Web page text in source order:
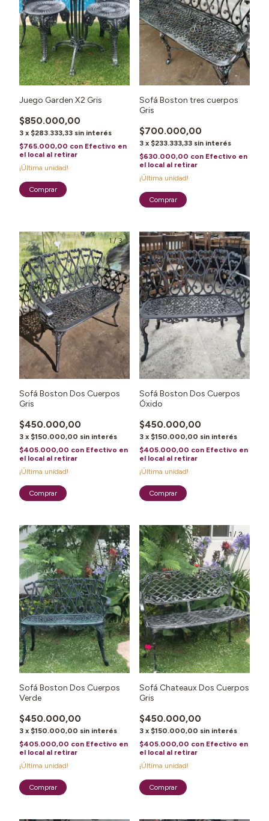
Juego Garden X2 Gris
$850.000,00
3 x $283.333,33 sin interés
$765.000,00 con Efectivo en
el local al retirar
¡Última unidad!
Sofá Boston tres cuerpos
Gris
$700.000,00
3 x $233.333,33 sin interés
$630.000,00 con Efectivo en
el local al retirar
¡Última unidad!
1/3
Sofá Boston Dos Cuerpos
Gris
$450.000,00
3 x $150.000,00 sin interés
$405.000,00 con Efectivo en
el local al retirar
¡Última unidad!
1/3
Sofá Boston Dos Cuerpos
Óxido
$450.000,00
3 x $150.000,00 sin interés
$405.000,00 con Efectivo en
el local al retirar
¡Última unidad!
1/2
Sofá Boston Dos Cuerpos
Verde
$450.000,00
3 x $150.000,00 sin interés
$405.000,00 con Efectivo en
el local al retirar
¡Última unidad!
1 /2
Sofá Chateaux Dos Cuerpos
Gris
$450.000,00
3 x $150.000,00 sin interés
$405.000,00 con Efectivo en
el local al retirar
¡Última unidad!